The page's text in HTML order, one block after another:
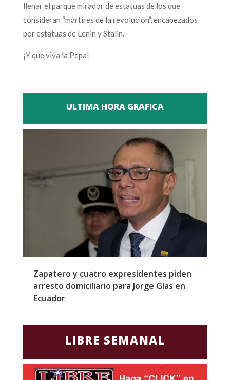
llenar el parque mirador de estatuas de los que
consideran “mártires de la revolución”, encabezados
por estatuas de Lenin y Stalin.
¡Y que viva la Pepa!
ULTIMA HORA GRAFICA
Zapatero y cuatro expresidentes piden
arresto domiciliario para Jorge Glas en
Ecuador
LIBRE SEMANAL